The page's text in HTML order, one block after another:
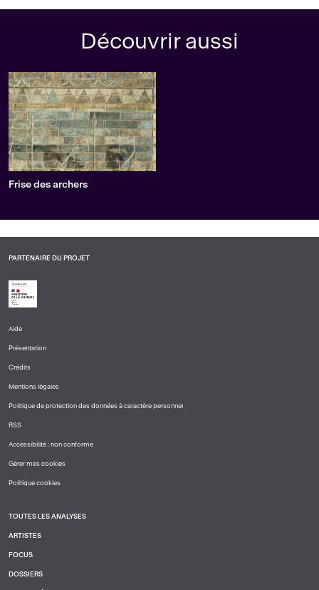
Découvrir aussi
Frise des archers
PARTENAIRE DU PROJET
DE
PAGE
1
Aide
Présentation
Crédits
Mentions légales
Politique de protection des données à caractère personnel
RSS
Accessibilité : non conforme
Gérer mes cookies
Politique cookies
DE
PAGE
2
TOUTES LES ANALYSES
ARTISTES
FOCUS
DOSSIERS